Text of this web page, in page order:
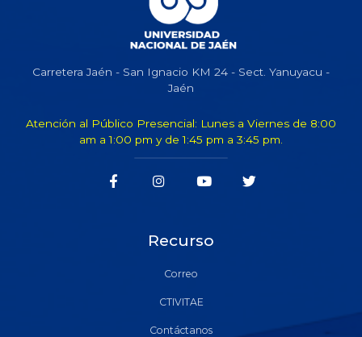
Carretera Jaén - San Ignacio KM 24 - Sect. Yanuyacu -
Jaén
Atención al Público Presencial: Lunes a Viernes de 8:00
am a 1:00 pm y de 1:45 pm a 3:45 pm.
Recurso
Correo
CTIVITAE
Contáctanos